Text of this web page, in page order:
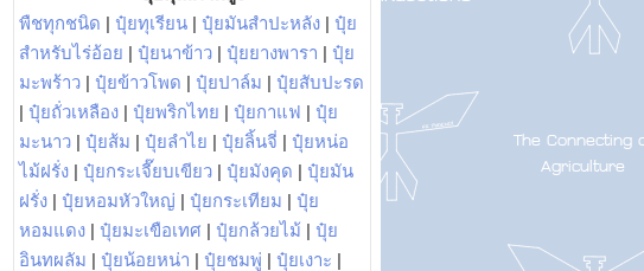
พืชทุกชนิด | ปุ๋ยทุเรียน | ปุ๋ยมันสำปะหลัง | ปุ๋ย
สำหรับไร่อ้อย | ปุ๋ยนาข้าว | ปุ๋ยยางพารา | ปุ๋ย
มะพร้าว | ปุ๋ยข้าวโพด | ปุ๋ยปาล์ม | ปุ๋ยสับปะรด
| ปุ๋ยถั่วเหลือง | ปุ๋ยพริกไทย | ปุ๋ยกาแฟ | ปุ๋ย
มะนาว | ปุ๋ยส้ม | ปุ๋ยลำไย | ปุ๋ยลิ้นจี่ | ปุ๋ยหน่อ
ไม้ฝรั่ง | ปุ๋ยกระเจี๊ยบเขียว | ปุ๋ยมังคุด | ปุ๋ยมัน
ฝรั่ง | ปุ๋ยหอมหัวใหญ่ | ปุ๋ยกระเทียม | ปุ๋ย
หอมแดง | ปุ๋ยมะเขือเทศ | ปุ๋ยกล้วยไม้ | ปุ๋ย
อินทผลัม | ปุ๋ยน้อยหน่า | ปุ๋ยชมพู่ | ปุ๋ยเงาะ |